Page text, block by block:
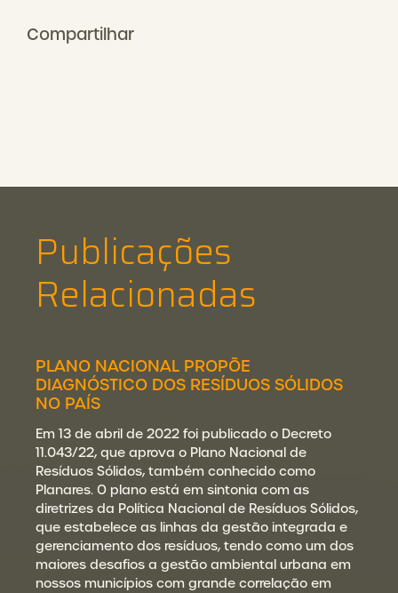
Compartilhar
Publicações
Relacionadas
PLANO NACIONAL PROPÕE
DIAGNÓSTICO DOS RESÍDUOS SÓLIDOS
NO PAÍS
Em 13 de abril de 2022 foi publicado o Decreto
11.043/22, que aprova o Plano Nacional de
Resíduos Sólidos, também conhecido como
Planares. O plano está em sintonia com as
diretrizes da Política Nacional de Resíduos Sólidos,
que estabelece as linhas da gestão integrada e
gerenciamento dos resíduos, tendo como um dos
maiores desafios a gestão ambiental urbana em
nossos municípios com grande correlação em